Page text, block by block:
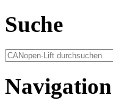
Suche
Navigation